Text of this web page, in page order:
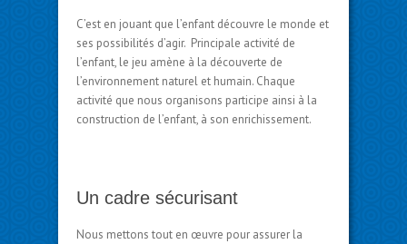
C’est en jouant que l’enfant découvre le monde et
ses possibilités d’agir. Principale activité de
l’enfant, le jeu amène à la découverte de
l’environnement naturel et humain. Chaque
activité que nous organisons participe ainsi à la
construction de l’enfant, à son enrichissement.
Un cadre sécurisant
Nous mettons tout en œuvre pour assurer la